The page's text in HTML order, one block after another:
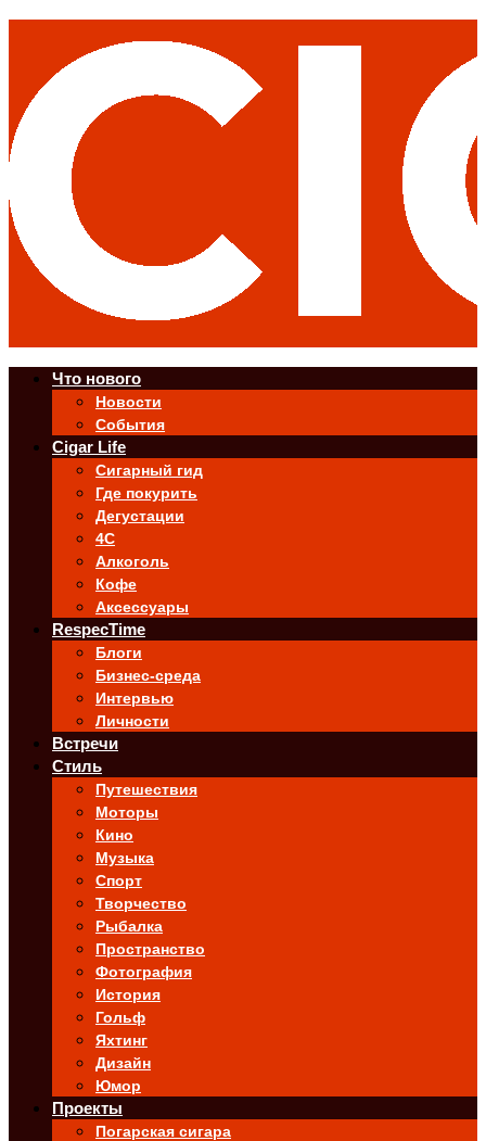
Что нового
Новости
События
Cigar Life
Сигарный гид
Где покурить
Дегустации
4C
Алкоголь
Кофе
Аксессуары
RespecTime
Блоги
Бизнес-среда
Интервью
Личности
Встречи
Стиль
Путешествия
Моторы
Кино
Музыка
Спорт
Творчество
Рыбалка
Пространство
Фотография
История
Гольф
Яхтинг
Дизайн
Юмор
Проекты
Погарская сигара